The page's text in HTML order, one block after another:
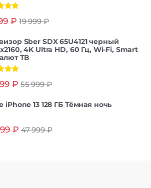
₽ 19 999₽
Sber SDX 65U4121 черный
4K Ultra HD, 60 Гц, Wi-Fi, Smart
ТВ
₽ 55 999₽
iPhone 13 128 ГБ Тёмная ночь
₽ 47 999₽